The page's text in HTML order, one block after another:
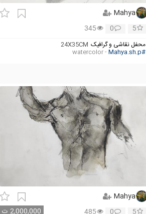
Mahya
5
0
345
محفل نقاشی و گرافیک 24X35CM
#Mahya.sh.p
- watercolor
Mahya
2,000,000 ت